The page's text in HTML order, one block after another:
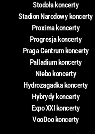
Stodoła koncerty
Stadion Narodowy koncerty
Proxima koncerty
Progresja koncerty
Praga Centrum koncerty
Palladium koncerty
Niebo koncerty
Hydrozagadka koncerty
Hybrydy koncerty
Expo XXI koncerty
VooDoo koncerty